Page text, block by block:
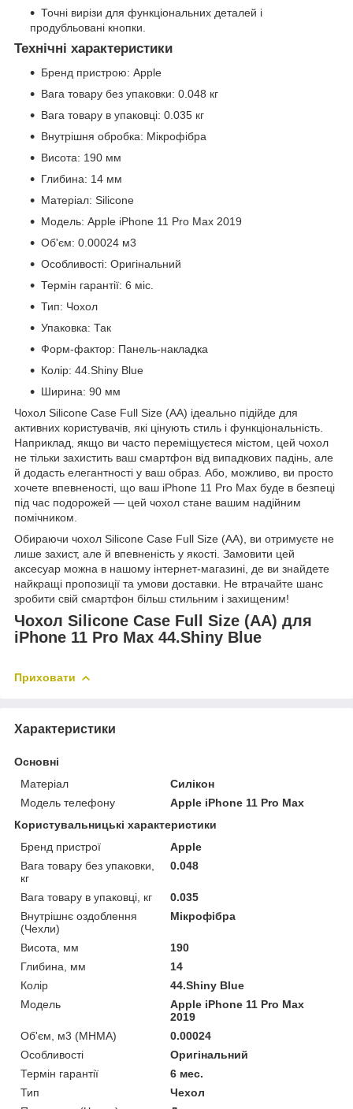
Точні вирізи для функціональних деталей і
продубльовані кнопки.
Технічні характеристики
Бренд пристрою: Apple
Вага товару без упаковки: 0.048 кг
Вага товару в упаковці: 0.035 кг
Внутрішня обробка: Мікрофібра
Висота: 190 мм
Глибина: 14 мм
Матеріал: Silicone
Модель: Apple iPhone 11 Pro Max 2019
Об'єм: 0.00024 м3
Особливості: Оригінальний
Термін гарантії: 6 міс.
Тип: Чохол
Упаковка: Так
Форм-фактор: Панель-накладка
Колір: 44.Shiny Blue
Ширина: 90 мм
Чохол Silicone Case Full Size (AA) ідеально підійде для
активних користувачів, які цінують стиль і функціональність.
Наприклад, якщо ви часто переміщуєтеся містом, цей чохол
не тільки захистить ваш смартфон від випадкових падінь, але
й додасть елегантності у ваш образ. Або, можливо, ви просто
хочете впевненості, що ваш iPhone 11 Pro Max буде в безпеці
під час подорожей — цей чохол стане вашим надійним
помічником.
Обираючи чохол Silicone Case Full Size (AA), ви отримуєте не
лише захист, але й впевненість у якості. Замовити цей
аксесуар можна в нашому інтернет-магазині, де ви знайдете
найкращі пропозиції та умови доставки. Не втрачайте шанс
зробити свій смартфон більш стильним і захищеним!
Чохол Silicone Case Full Size (AA) для
iPhone 11 Pro Max 44.Shiny Blue
Приховати
Характеристики
Основні
Матеріал
Силікон
Модель телефону
Apple iPhone 11 Pro Max
Користувальницькі характеристики
Бренд пристрої
Apple
Вага товару без упаковки,
кг
0.048
Вага товару в упаковці, кг
0.035
Внутрішнє оздоблення
(Чехли)
Мікрофібра
Висота, мм
190
Глибина, мм
14
Колір
44.Shiny Blue
Мoдель
Apple iPhone 11 Pro Max
2019
Об'єм, м3 (МНМА)
0.00024
Особливості
Оригінальний
Термін гарантії
6 мес.
Тип
Чехол